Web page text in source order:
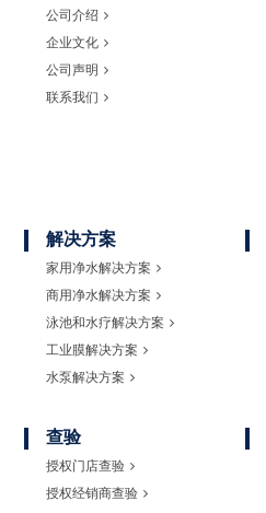
公司介绍
企业文化
公司声明
联系我们
解决方案
家用净水解决方案
商用净水解决方案
泳池和水疗解决方案
工业膜解决方案
水泵解决方案
查验
授权门店查验
授权经销商查验